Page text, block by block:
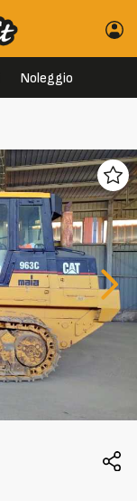
Noleggio